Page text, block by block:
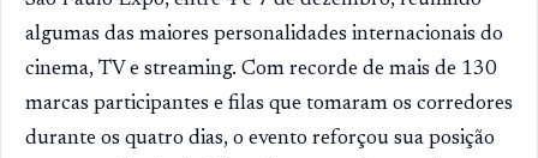
algumas das maiores personalidades internacionais do
cinema, TV e streaming. Com recorde de mais de 130
marcas participantes e filas que tomaram os corredores
durante os quatro dias, o evento reforçou sua posição